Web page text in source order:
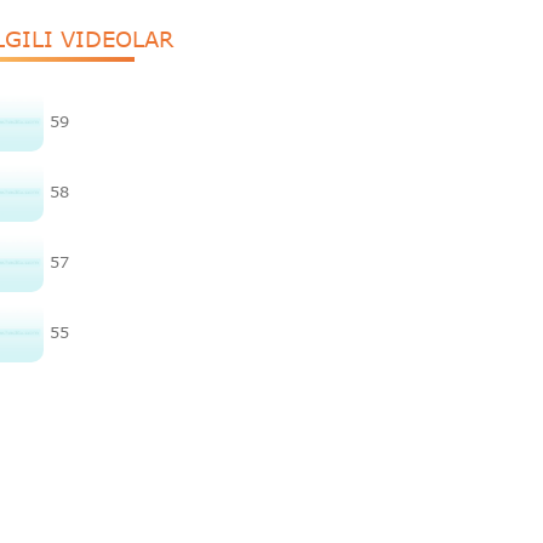
VIDEOLAR
59
58
57
55